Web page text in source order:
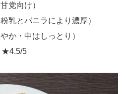
党向け）
乳とバニラにより濃厚）
か・中はしっとり）
★4.5/5